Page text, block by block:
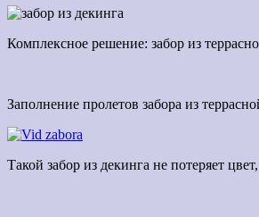
Комплексное решение: забор из
Заполнение пролетов забора из
Такой забор из декинга не потеряет